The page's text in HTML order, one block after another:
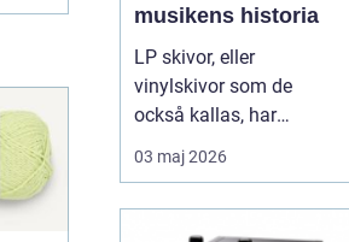
musikens historia
LP skivor, eller
vinylskivor som de
också kallas, har
genomgått en förnyad
popularitet de senaste
digitaliseringen av musik
03 maj 2026